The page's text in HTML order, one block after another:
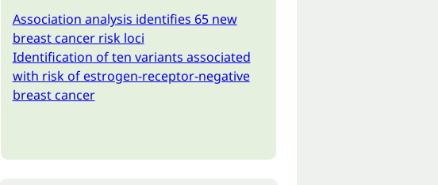
Association analysis identifies 65 new
breast cancer risk loci
Identification of ten variants associated
with risk of estrogen-receptor-negative
breast cancer